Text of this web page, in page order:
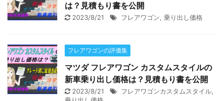
は？見積もり書を公開
2023/8/21 フレアワゴン, 乗り出し価格
フレアワゴンの評価集
マツダ フレアワゴン カスタムスタイルの
新車乗り出し価格は？見積もり書を公開
2023/8/21 フレアワゴンカスタムスタイル,